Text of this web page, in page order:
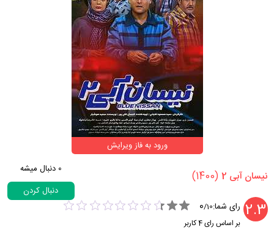
ورود به فاز ویرایش
‏نیسان آبی 2‏ (1400)
0 دنبال میشه
دنبال کردن
2.3 رای شما: 0/10
بر اساس رای4کاربر